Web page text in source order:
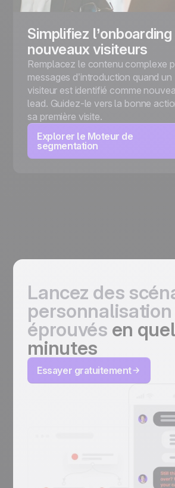
Simplifiez
nouveaux visiteurs
Remplacez le contenu complexe
messages d’introduction quand un
visiteur est identifié comme
lead. Guidez-le vers la bonne
sa première visite.
Explorer le Moteur de
segmentation
Lancez des
personnalisation
éprouvés en
minutes
Essayer gratuitement